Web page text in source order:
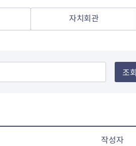
제기동
전농2동
휘경2동
노인
장애인
DDM 청소년아지트
자치회관
조회
작성자